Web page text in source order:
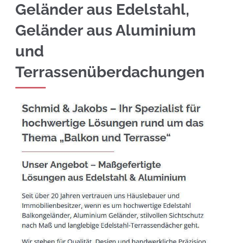
Geländer aus Edelstahl,
Geländer aus Aluminium
und
Terrassenüberdachungen